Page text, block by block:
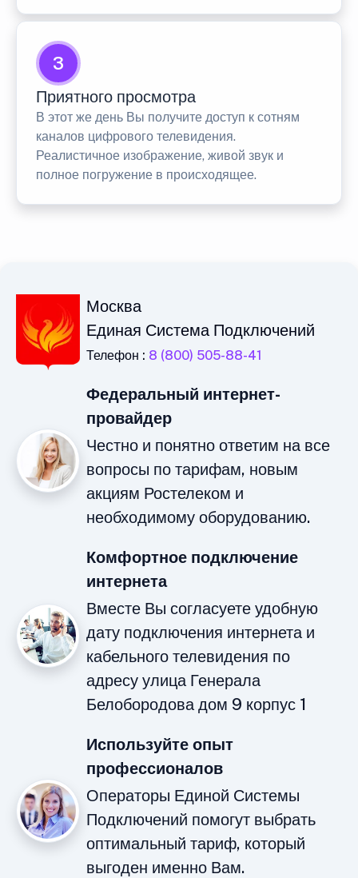
3
Приятного просмотра
В этот же день Вы получите доступ к сотням
каналов цифрового телевидения.
Реалистичное изображение, живой звук и
полное погружение в происходящее.
Москва
Единая Система Подключений
Телефон : 8 (800) 505-88-41
Федеральный интернет-
провайдер
Честно и понятно ответим на все
вопросы по тарифам, новым
акциям Ростелеком и
необходимому оборудованию.
Комфортное подключение
интернета
Вместе Вы согласуете удобную
дату подключения интернета и
кабельного телевидения по
адресу улица Генерала
Белобородова дом 9 корпус 1
Используйте опыт
профессионалов
Операторы Единой Системы
Подключений помогут выбрать
оптимальный тариф, который
выгоден именно Вам.